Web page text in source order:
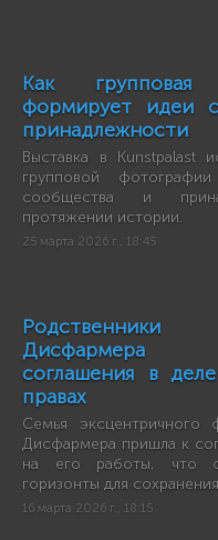
Как групповая
формирует идеи
принадлежности
Выставка в Kunstpalast
групповой
сообщества и
протяжении истории.
25 марта 2026 г., 18:45
Дисфармера
соглашения в
правах
Семья эксцентричного
Дисфармера пришла к
на его работы, что
горизонты для
16 марта 2026 г., 18:15